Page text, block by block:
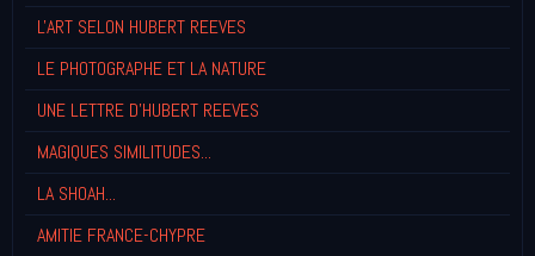
L'ART SELON HUBERT REEVES
LE PHOTOGRAPHE ET LA NATURE
UNE LETTRE D'HUBERT REEVES
MAGIQUES SIMILITUDES...
LA SHOAH...
AMITIE FRANCE-CHYPRE